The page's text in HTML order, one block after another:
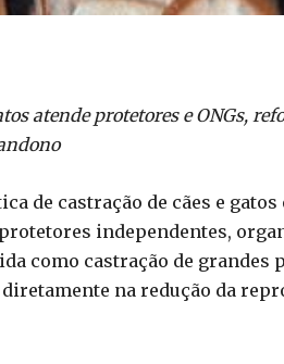
atende protetores e ONGs,
de castração de cães e
independentes,
como castração de grandes
na redução da